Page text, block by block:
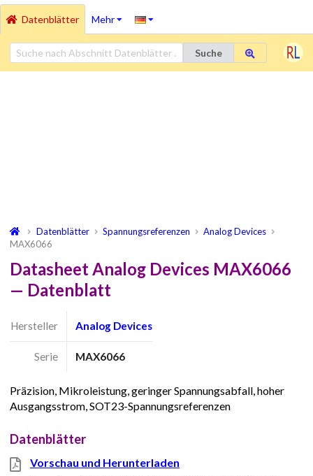
Datenblätter Mehr
Suche
Datenblätter Spannungsreferenzen
Analog Devices
MAX6066
Datasheet Analog Devices MAX6066
— Datenblatt
Hersteller Analog Devices
Serie MAX6066
Präzision, Mikroleistung, geringer Spannungsabfall, hoher
Ausgangsstrom, SOT23-Spannungsreferenzen
Datenblätter
Vorschau und Herunterladen